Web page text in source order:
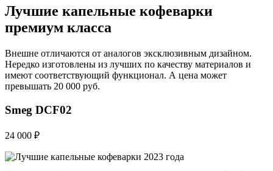
Лучшие капельные кофеварки
премиум класса
Внешне отличаются от аналогов эксклюзивным дизайном.
Нередко изготовлены из лучших по качеству материалов и
имеют соответствующий функционал. А цена может
превышать 20 000 руб.
Smeg DCF02
24 000 ₽